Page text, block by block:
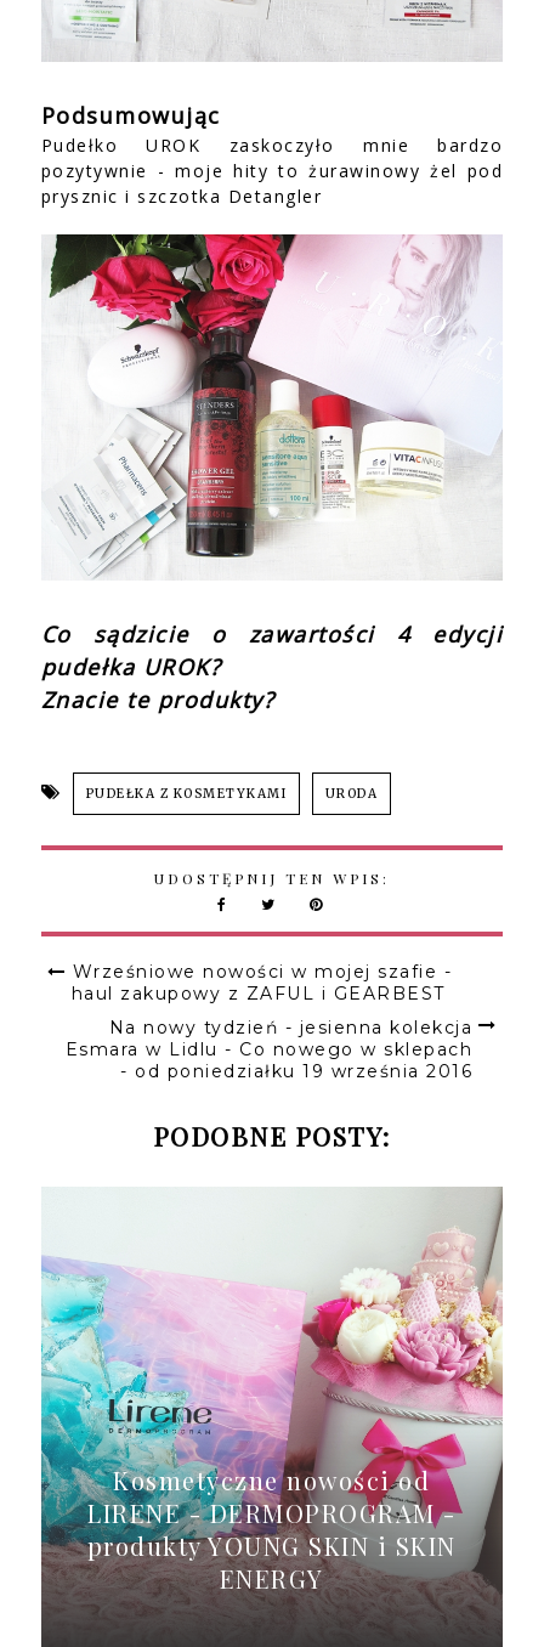
Podsumowując
Pudełko UROK zaskoczyło mnie bardzo
pozytywnie - moje hity to żurawinowy żel pod
prysznic i szczotka Detangler
Co sądzicie o zawartości 4 edycji
pudełka UROK?
Znacie te produkty?
PUDEŁKA Z KOSMETYKAMI URODA
UDOSTĘPNIJ TEN WPIS:
Wrześniowe nowości w mojej szafie -
haul zakupowy z ZAFUL i GEARBEST
Na nowy tydzień - jesienna kolekcja
Esmara w Lidlu - Co nowego w sklepach
- od poniedziałku 19 września 2016
PODOBNE POSTY:
Kosmetyczne nowości od
LIRENE - DERMOPROGRAM -
produkty YOUNG SKIN i SKIN
ENERGY